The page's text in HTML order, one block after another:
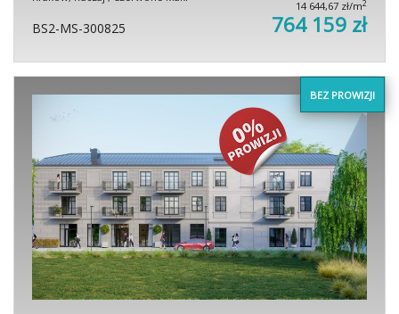
14 644,67 zł/m2
BS2-MS-300825 764 159 zł
BEZ PROWIZJI